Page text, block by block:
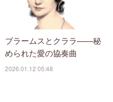
ブラームスとクララ——秘
められた愛の協奏曲
2026.01.12 05:48